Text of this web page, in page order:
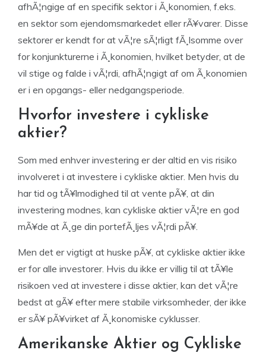
afhÃ¦ngige af en specifik sektor i Ã¸konomien, f.eks.
en sektor som ejendomsmarkedet eller rÃ¥varer. Disse
sektorer er kendt for at vÃ¦re sÃ¦rligt fÃ¸lsomme over
for konjunkturerne i Ã¸konomien, hvilket betyder, at de
vil stige og falde i vÃ¦rdi, afhÃ¦ngigt af om Ã¸konomien
er i en opgangs- eller nedgangsperiode.
Hvorfor investere i cykliske
aktier?
Som med enhver investering er der altid en vis risiko
involveret i at investere i cykliske aktier. Men hvis du
har tid og tÃ¥lmodighed til at vente pÃ¥, at din
investering modnes, kan cykliske aktier vÃ¦re en god
mÃ¥de at Ã¸ge din portefÃ¸ljes vÃ¦rdi pÃ¥.
Men det er vigtigt at huske pÃ¥, at cykliske aktier ikke
er for alle investorer. Hvis du ikke er villig til at tÃ¥le
risikoen ved at investere i disse aktier, kan det vÃ¦re
bedst at gÃ¥ efter mere stabile virksomheder, der ikke
er sÃ¥ pÃ¥virket af Ã¸konomiske cyklusser.
Amerikanske Aktier og Cykliske